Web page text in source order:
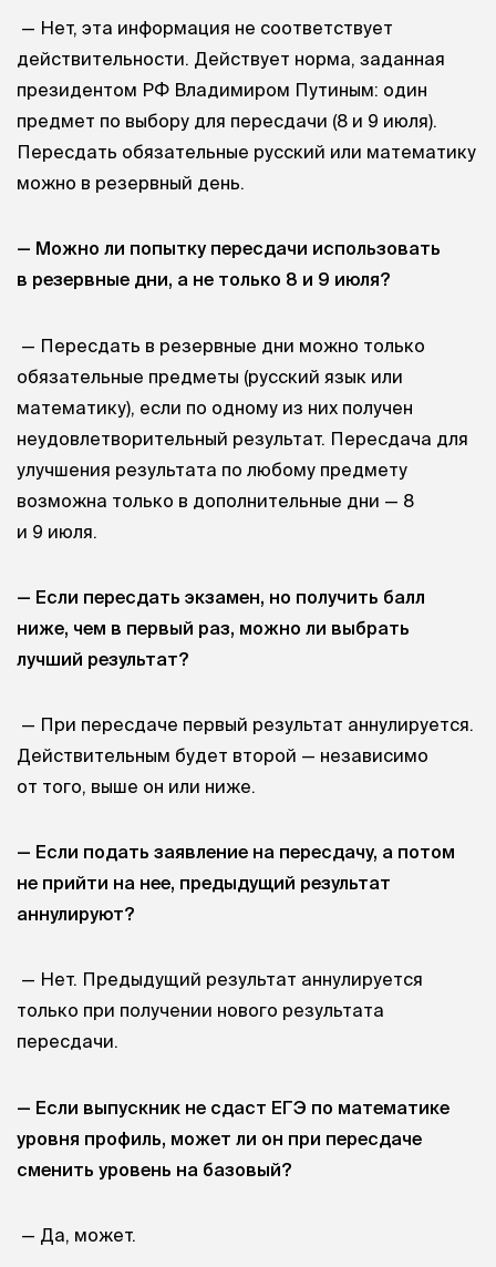
— Нет, эта информация не соответствует
действительности. Действует норма, заданная
президентом РФ Владимиром Путиным: один
предмет по выбору для пересдачи (8 и 9 июля).
Пересдать обязательные русский или математику
можно в резервный день.
— Можно ли попытку пересдачи использовать
в резервные дни, а не только 8 и 9 июля?
— Пересдать в резервные дни можно только
обязательные предметы (русский язык или
математику), если по одному из них получен
неудовлетворительный результат. Пересдача для
улучшения результата по любому предмету
возможна только в дополнительные дни — 8
и 9 июля.
— Если пересдать экзамен, но получить балл
ниже, чем в первый раз, можно ли выбрать
лучший результат?
— При пересдаче первый результат аннулируется.
Действительным будет второй — независимо
от того, выше он или ниже.
— Если подать заявление на пересдачу, а потом
не прийти на нее, предыдущий результат
аннулируют?
— Нет. Предыдущий результат аннулируется
только при получении нового результата
пересдачи.
— Если выпускник не сдаст ЕГЭ по математике
уровня профиль, может ли он при пересдаче
сменить уровень на базовый?
— Да, может.